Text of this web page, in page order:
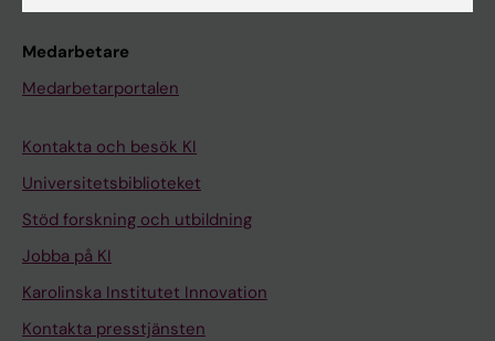
Medarbetare
Medarbetarportalen
Kontakta och besök KI
Universitetsbiblioteket
Stöd forskning och utbildning
Jobba på KI
Karolinska Institutet Innovation
Kontakta presstjänsten